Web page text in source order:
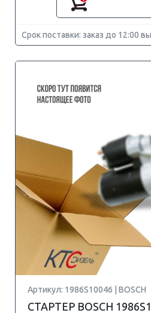
Срок поставки: заказ до 12:00
Артикул: 1986S10046 | BOSCH
СТАРТЕР BOSCH